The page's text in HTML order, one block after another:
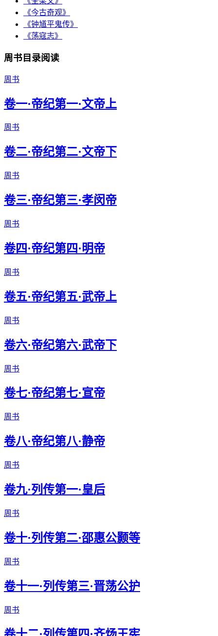
《今古奇观》
《钟馗平鬼传》
《荡寇志》
周书目录阅读
周书
卷一·帝纪第一·文帝上
周书
卷二·帝纪第二·文帝下
周书
卷三·帝纪第三·孝闵帝
周书
卷四·帝纪第四·明帝
周书
卷五·帝纪第五·武帝上
周书
卷六·帝纪第六·武帝下
周书
卷七·帝纪第七·宣帝
周书
卷八·帝纪第八·静帝
周书
卷九·列传第一·皇后
周书
卷十·列传第二·邵惠公颢等
周书
卷十一·列传第三·晋荡公护
周书